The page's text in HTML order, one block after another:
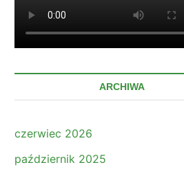
ARCHIWA
czerwiec 2026
październik 2025